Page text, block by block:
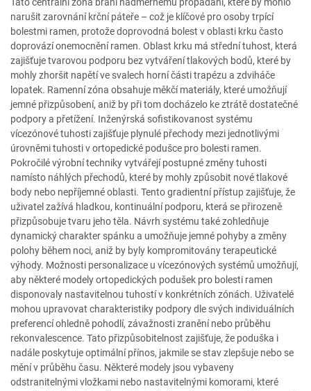
narušit zarovnání krční páteře – což je klíčové pro osoby trpící
bolestmi ramen, protože doprovodná bolest v oblasti krku často
doprovází onemocnění ramen. Oblast krku má střední tuhost, která
zajišťuje tvarovou podporu bez vytváření tlakových bodů, které by
mohly zhoršit napětí ve svalech horní části trapézu a zdviháče
lopatek. Ramenní zóna obsahuje měkčí materiály, které umožňují
jemné přizpůsobení, aniž by při tom docházelo ke ztrátě dostatečné
podpory a přetížení. Inženýrská sofistikovanost systému
vícezónové tuhosti zajišťuje plynulé přechody mezi jednotlivými
úrovněmi tuhosti v ortopedické podušce pro bolesti ramen.
Pokročilé výrobní techniky vytvářejí postupné změny tuhosti
namísto náhlých přechodů, které by mohly způsobit nové tlakové
body nebo nepříjemné oblasti. Tento gradientní přístup zajišťuje, že
uživatel zažívá hladkou, kontinuální podporu, která se přirozeně
přizpůsobuje tvaru jeho těla. Návrh systému také zohledňuje
dynamický charakter spánku a umožňuje jemné pohyby a změny
polohy během noci, aniž by byly kompromitovány terapeutické
výhody. Možnosti personalizace u vícezónových systémů umožňují,
aby některé modely ortopedických podušek pro bolesti ramen
disponovaly nastavitelnou tuhostí v konkrétních zónách. Uživatelé
mohou upravovat charakteristiky podpory dle svých individuálních
preferencí ohledně pohodlí, závažnosti zranění nebo průběhu
rekonvalescence. Tato přizpůsobitelnost zajišťuje, že poduška i
nadále poskytuje optimální přínos, jakmile se stav zlepšuje nebo se
mění v průběhu času. Některé modely jsou vybaveny
odstranitelnými vložkami nebo nastavitelnými komorami, které